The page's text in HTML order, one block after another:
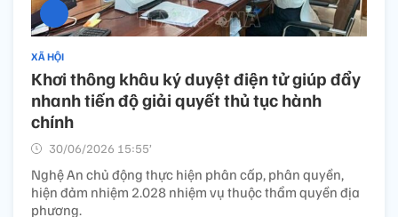
XÃ HỘI
Khơi thông khâu ký duyệt điện tử giúp đẩy
nhanh tiến độ giải quyết thủ tục hành
chính
30/06/2026 15:55’
Nghệ An chủ động thực hiện phân cấp, phân quyền,
hiện đảm nhiệm 2.028 nhiệm vụ thuộc thẩm quyền địa
phương.